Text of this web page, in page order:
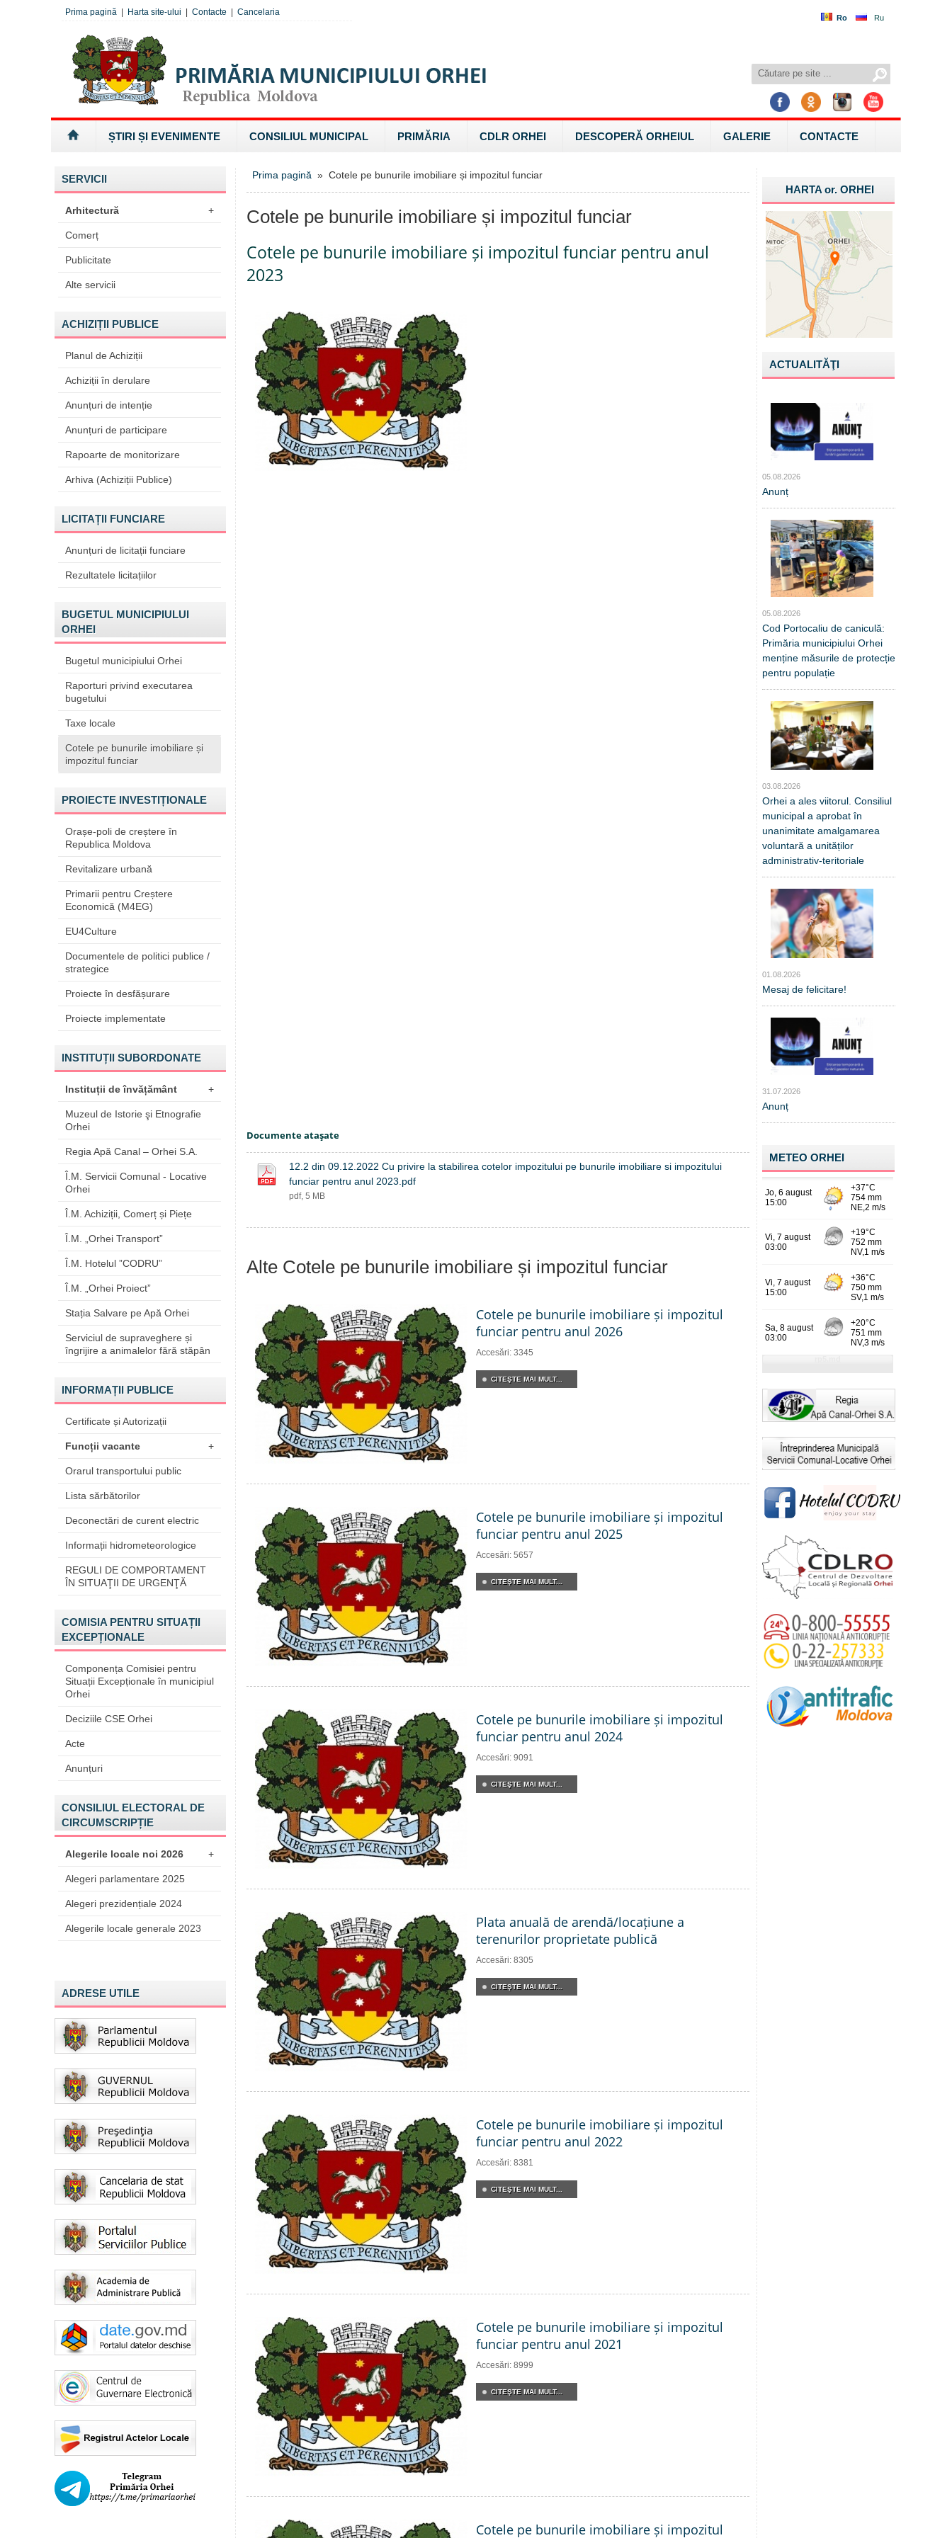
Ro Ru
Prima pagină Harta site-ului Contacte Cancelaria
ȘTIRI ȘI EVENIMENTE CONSILIUL MUNICIPAL PRIMĂRIA CDLR ORHEI DESCOPERĂ ORHEIUL GALERIE CONTACTE
SERVICII
Arhitectură +
Comerț
Publicitate
Alte servicii
ACHIZIȚII PUBLICE
Planul de Achiziții
Achiziții în derulare
Anunțuri de intenție
Anunțuri de participare
Rapoarte de monitorizare
Arhiva (Achiziții Publice)
LICITAȚII FUNCIARE
Anunțuri de licitații funciare
Rezultatele licitațiilor
BUGETUL MUNICIPIULUI
ORHEI
Bugetul municipiului Orhei
Raporturi privind executarea
bugetului
Taxe locale
Cotele pe bunurile imobiliare și
impozitul funciar
PROIECTE INVESTIȚIONALE
Orașe-poli de creștere în
Republica Moldova
Revitalizare urbană
Primarii pentru Creștere
Economică (M4EG)
EU4Culture
Documentele de politici publice /
strategice
Proiecte în desfășurare
Proiecte implementate
INSTITUȚII SUBORDONATE
Instituții de învățământ +
Muzeul de Istorie şi Etnografie
Orhei
Regia Apă Canal – Orhei S.A.
Î.M. Servicii Comunal - Locative
Orhei
Î.M. Achiziții, Comerț și Piețe
Î.M. „Orhei Transport”
Î.M. Hotelul ”CODRU”
Î.M. „Orhei Proiect”
Stația Salvare pe Apă Orhei
Serviciul de supraveghere și
îngrijire a animalelor fără stăpân
INFORMAȚII PUBLICE
Certificate și Autorizații
Funcții vacante +
Orarul transportului public
Lista sărbătorilor
Deconectări de curent electric
Informații hidrometeorologice
REGULI DE COMPORTAMENT
ÎN SITUAŢII DE URGENŢĂ
COMISIA PENTRU SITUAȚII
EXCEPȚIONALE
Componența Comisiei pentru
Situații Excepționale în municipiul
Orhei
Deciziile CSE Orhei
Acte
Anunțuri
CONSILIUL ELECTORAL DE
CIRCUMSCRIPȚIE
Alegerile locale noi 2026 +
Alegeri parlamentare 2025
Alegeri prezidențiale 2024
Alegerile locale generale 2023
ADRESE UTILE
Prima pagină » Cotele pe bunurile imobiliare și impozitul funciar
Cotele pe bunurile imobiliare și impozitul funciar
Cotele pe bunurile imobiliare și impozitul funciar pentru anul
2023
Documente ataşate
12.2 din 09.12.2022 Cu privire la stabilirea cotelor impozitului pe bunurile imobiliare si impozitului
funciar pentru anul 2023.pdf
pdf, 5 MB
Alte Cotele pe bunurile imobiliare și impozitul funciar
Cotele pe bunurile imobiliare și impozitul
funciar pentru anul 2026
Accesări: 3345
CITEŞTE MAI MULT...
Cotele pe bunurile imobiliare și impozitul
funciar pentru anul 2025
Accesări: 5657
CITEŞTE MAI MULT...
Cotele pe bunurile imobiliare și impozitul
funciar pentru anul 2024
Accesări: 9091
CITEŞTE MAI MULT...
Plata anuală de arendă/locațiune a
terenurilor proprietate publică
Accesări: 8305
CITEŞTE MAI MULT...
Cotele pe bunurile imobiliare și impozitul
funciar pentru anul 2022
Accesări: 8381
CITEŞTE MAI MULT...
Cotele pe bunurile imobiliare și impozitul
funciar pentru anul 2021
Accesări: 8999
CITEŞTE MAI MULT...
Cotele pe bunurile imobiliare și impozitul
HARTA or.ORHEI
ACTUALITĂŢI
05.08.2026
Anunț
05.08.2026
Cod Portocaliu de caniculă:
Primăria municipiului Orhei
menține măsurile de protecție
pentru populație
03.08.2026
Orhei a ales viitorul. Consiliul
municipal a aprobat în
unanimitate amalgamarea
voluntară a unităților
administrativ-teritoriale
01.08.2026
Mesaj de felicitare!
31.07.2026
Anunț
METEO ORHEI